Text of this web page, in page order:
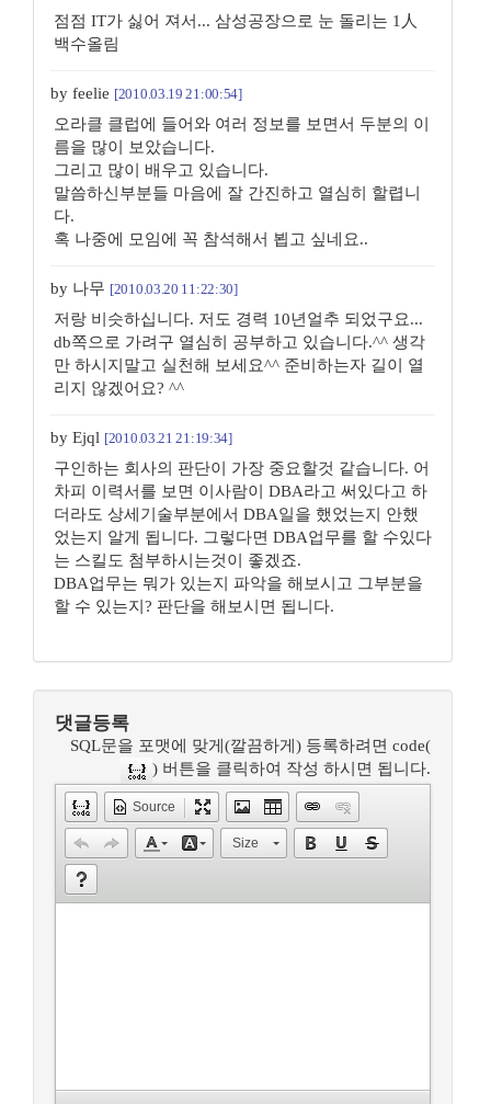
점점 IT가 싫어 져서... 삼성공장으로 눈 돌리는 1人
백수올림
by feelie [2010.03.19 21:00:54]
오라클 클럽에 들어와 여러 정보를 보면서 두분의 이
름을 많이 보았습니다.
그리고 많이 배우고 있습니다.
말씀하신부분들 마음에 잘 간진하고 열심히 할렵니
다.
혹 나중에 모임에 꼭 참석해서 뵙고 싶네요..
by 나무 [2010.03.20 11:22:30]
저랑 비슷하십니다. 저도 경력 10년얼추 되었구요...
db쪽으로 가려구 열심히 공부하고 있습니다.^^ 생각
만 하시지말고 실천해 보세요^^ 준비하는자 길이 열
리지 않겠어요? ^^
by Ejql [2010.03.21 21:19:34]
구인하는 회사의 판단이 가장 중요할것 같습니다. 어
차피 이력서를 보면 이사람이 DBA라고 써있다고 하
더라도 상세기술부분에서 DBA일을 했었는지 안했
었는지 알게 됩니다. 그렇다면 DBA업무를 할 수있다
는 스킬도 첨부하시는것이 좋겠죠.
DBA업무는 뭐가 있는지 파악을 해보시고 그부분을
할 수 있는지? 판단을 해보시면 됩니다.
댓글등록
SQL문을 포맷에 맞게(깔끔하게) 등록하려면 code(
) 버튼을 클릭하여 작성 하시면 됩니다.
Source
Size